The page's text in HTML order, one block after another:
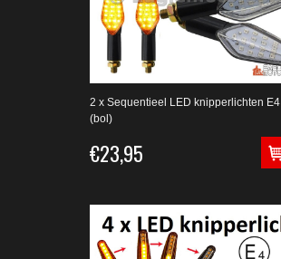
2 x Sequentieel LED knipperlichten E4
(bol)
€23,95